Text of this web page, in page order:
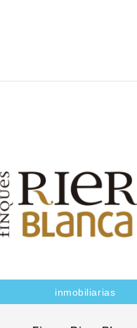
inmobiliarias